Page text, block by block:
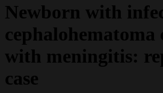
Newborn with
cephalohematoma
with meningitis:
case